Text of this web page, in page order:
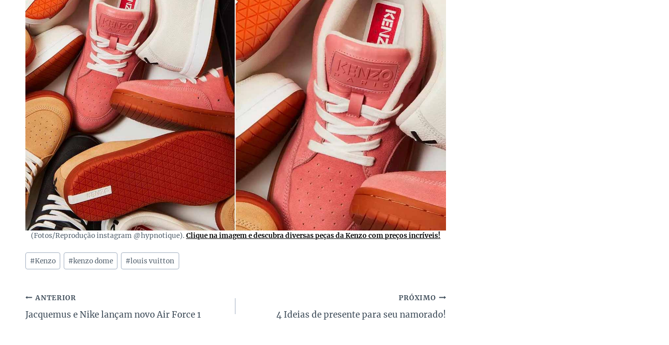
(Fotos/Reprodução instagram @hypnotique). Clique na imagem e descubra diversas peças da Kenzo com preços incríveis!
Tags
do
#Kenzo #kenzo dome #louis vuitton
Navegação
de
ANTERIOR
Jacquemus e Nike lançam novo Air Force 1
PRÓXIMO
4 Ideias de presente para seu namorado!